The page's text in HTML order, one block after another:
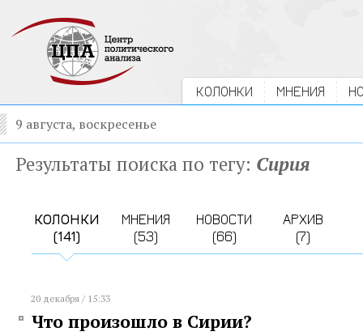
КОЛОНКИ МНЕНИЯ
9 августа, воскресенье
Результаты поиска по тегу: Сирия
КОЛОНКИ
(141)
МНЕНИЯ
(53)
НОВОСТИ
(66)
АРХИВ
(7)
20 декабря / 15:33
Что произошло в Сирии?